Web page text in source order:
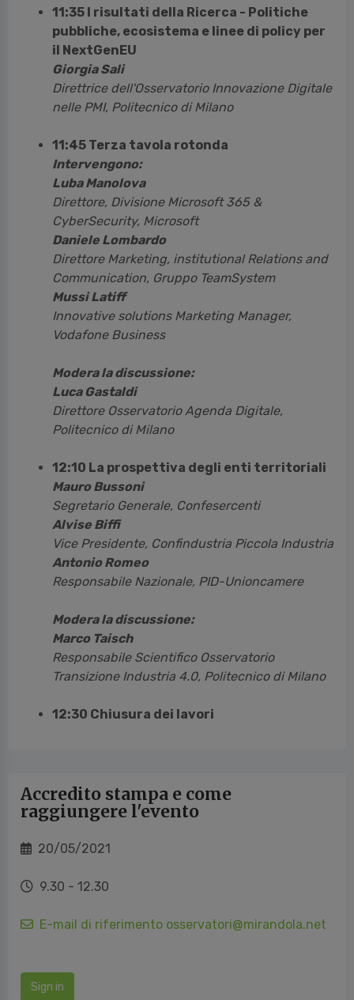
11:35 I risultati della Ricerca - Politiche
pubbliche, ecosistema e linee di policy per
il NextGenEU
Giorgia Sali
Direttrice dell'Osservatorio Innovazione Digitale
nelle PMI, Politecnico di Milano
11:45 Terza tavola rotonda
Intervengono:
Luba Manolova
Direttore, Divisione Microsoft 365 &
CyberSecurity, Microsoft
Daniele Lombardo
Direttore Marketing, institutional Relations and
Communication, Gruppo TeamSystem
Mussi Latiff
Innovative solutions Marketing Manager,
Vodafone Business
Modera la discussione:
Luca Gastaldi
Direttore Osservatorio Agenda Digitale,
Politecnico di Milano
12:10 La prospettiva degli enti territoriali
Mauro Bussoni
Segretario Generale, Confesercenti
Alvise Biffi
Vice Presidente, Confindustria Piccola Industria
Antonio Romeo
Responsabile Nazionale, PID-Unioncamere
Modera la discussione:
Marco Taisch
Responsabile Scientifico Osservatorio
Transizione Industria 4.0, Politecnico di Milano
12:30 Chiusura dei lavori
Accredito stampa e come
raggiungere l'evento
20/05/2021
9.30 - 12.30
E-mail di riferimento osservatori@mirandola.net
Sign in